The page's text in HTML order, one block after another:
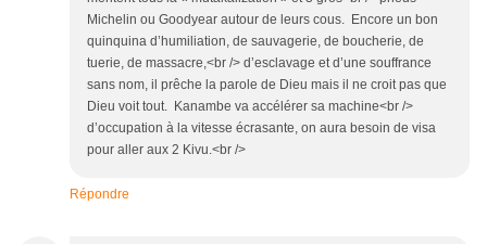
Michelin ou Goodyear autour de leurs cous. Encore un bon
quinquina d’humiliation, de sauvagerie, de boucherie, de
tuerie, de massacre,<br /> d’esclavage et d’une souffrance
sans nom, il prêche la parole de Dieu mais il ne croit pas que
Dieu voit tout. Kanambe va accélérer sa machine<br />
d’occupation à la vitesse écrasante, on aura besoin de visa
pour aller aux 2 Kivu.<br />
Répondre